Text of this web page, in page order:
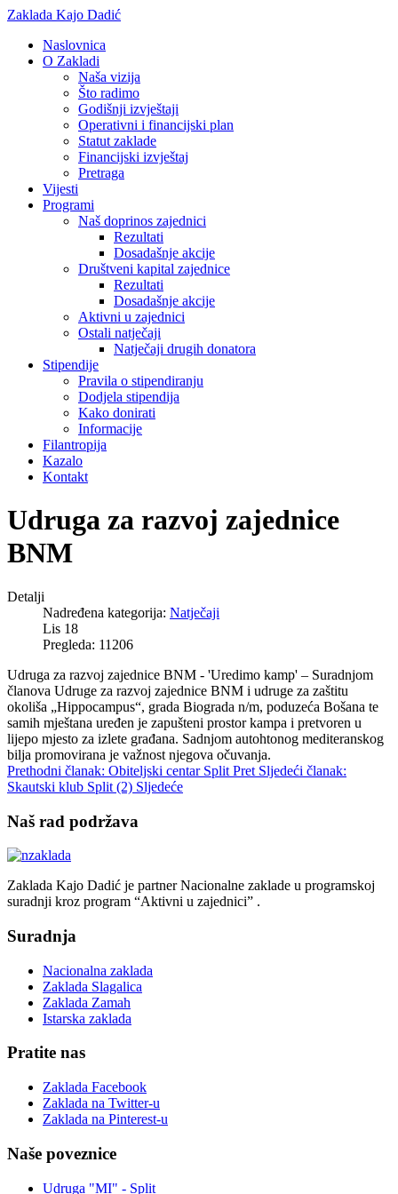
Zaklada Kajo Dadić
Naslovnica
O Zakladi
Naša vizija
Što radimo
Godišnji izvještaji
Operativni i financijski plan
Statut zaklade
Financijski izvještaj
Pretraga
Vijesti
Programi
Naš doprinos zajednici
Rezultati
Dosadašnje akcije
Društveni kapital zajednice
Rezultati
Dosadašnje akcije
Aktivni u zajednici
Ostali natječaji
Natječaji drugih donatora
Stipendije
Pravila o stipendiranju
Dodjela stipendija
Kako donirati
Informacije
Filantropija
Kazalo
Kontakt
Udruga za razvoj zajednice
BNM
Detalji
Nadređena kategorija: Natječaji
Lis 18
Pregleda: 11206
Udruga za razvoj zajednice BNM - 'Uredimo kamp' – Suradnjom
članova Udruge za razvoj zajednice BNM i udruge za zaštitu
okoliša „Hippocampus“, grada Biograda n/m, poduzeća Bošana te
samih mještana uređen je zapušteni prostor kampa i pretvoren u
lijepo mjesto za izlete građana. Sadnjom autohtonog mediteranskog
bilja promovirana je važnost njegova očuvanja.
Prethodni članak: Obiteljski centar Split Pret Sljedeći članak:
Skautski klub Split (2) Sljedeće
Naš rad podržava
Zaklada Kajo Dadić je partner Nacionalne zaklade u programskoj
suradnji kroz program “Aktivni u zajednici” .
Suradnja
Nacionalna zaklada
Zaklada Slagalica
Zaklada Zamah
Istarska zaklada
Pratite nas
Zaklada Facebook
Zaklada na Twitter-u
Zaklada na Pinterest-u
Naše poveznice
Udruga "MI" - Split